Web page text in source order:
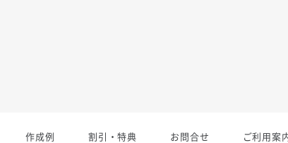
作成例 割引・特典 お問合せ ご利用案